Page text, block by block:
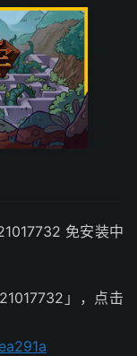
免安装中
」，点击